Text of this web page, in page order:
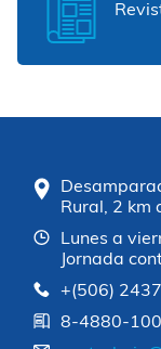
Rural, 2 km
Lunes a
Jornada
+(506)
8-4880-